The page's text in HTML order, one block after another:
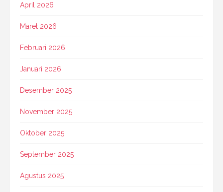
April 2026
Maret 2026
Februari 2026
Januari 2026
Desember 2025
November 2025
Oktober 2025
September 2025
Agustus 2025